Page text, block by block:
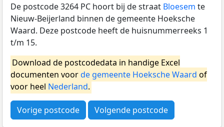
De postcode 3264 PC hoort bij de straat Bloesem te
Nieuw-Beijerland binnen de gemeente Hoeksche
Waard. Deze postcode heeft de huisnummerreeks 1
t/m 15.
Download de postcodedata in handige Excel
documenten voorde gemeente Hoeksche Waard of
voor heel Nederland.
Vorige postcode Volgende postcode